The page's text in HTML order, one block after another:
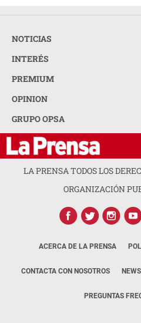
NOTICIAS
INTERÉS
PREMIUM
OPINION
GRUPO OPSA
LA PRENSA TODOS LOS
ORGANIZACIÓN
ACERCA DE LA PRENSA
CONTACTA CON NOSOTROS
PREGUNTAS